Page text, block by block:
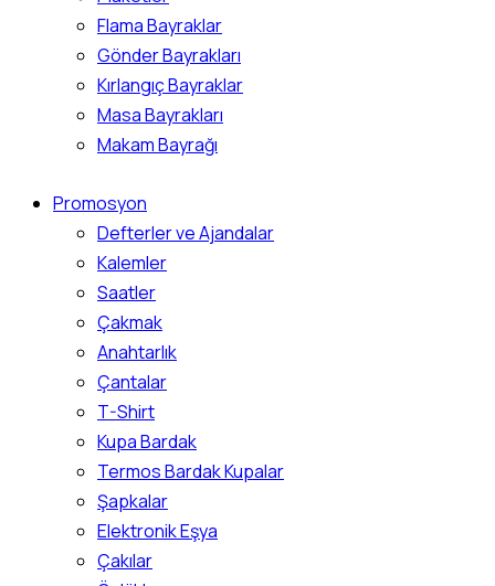
Flama Bayraklar
Gönder Bayrakları
Kırlangıç Bayraklar
Masa Bayrakları
Makam Bayrağı
Promosyon
Defterler ve Ajandalar
Kalemler
Saatler
Çakmak
Anahtarlık
Çantalar
T-Shirt
Kupa Bardak
Termos Bardak Kupalar
Şapkalar
Elektronik Eşya
Çakılar